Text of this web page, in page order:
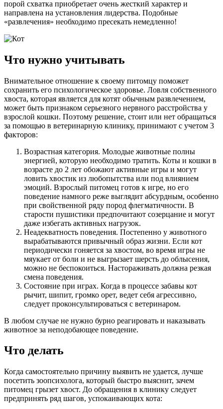
порой схватка приобретает очень жесткий характер и
направлена на установления лидерства. Подобные
«развлечения» необходимо пресекать немедленно!
Что нужно учитывать
Внимательное отношение к своему питомцу поможет
сохранить его психологическое здоровье. Ловля собственного
хвоста, которая является для котят обычным развлечением,
может быть признаком серьезного нервного расстройства у
взрослой кошки. Поэтому решение, стоит или нет обращаться
за помощью в ветеринарную клинику, принимают с учетом 3
факторов:
Возрастная категория. Молодые животные полны
энергией, которую необходимо тратить. Коты и кошки в
возрасте до 2 лет обожают активные игры и могут
ловить хвостик из любопытства или под влиянием
эмоций. Взрослый питомец готов к игре, но его
поведение намного реже выглядит абсурдным, особенно
при свойственной ряду пород флегматичности. В
старости пушистики предпочитают созерцание и могут
даже избегать активных нагрузок.
Неадекватность поведения. Постепенно у животного
вырабатываются привычный образ жизни. Если кот
периодически гоняется за хвостом, во время игры не
мяукает от боли и не выгрызает шерсть до облысения,
можно не беспокоиться. Настораживать должна резкая
смена поведения.
Состояние при играх. Когда в процессе забавы кот
рычит, шипит, громко орет, ведет себя агрессивно,
следует проконсультироваться с ветеринаром.
В любом случае не нужно бурно реагировать и наказывать
животное за неподобающее поведение.
Что делать
Когда самостоятельно причину выявить не удается, лучше
посетить зоопсихолога, который быстро выяснит, зачем
питомец грызет хвост. До обращения в клинику следует
предпринять ряд шагов, успокаивающих кота: